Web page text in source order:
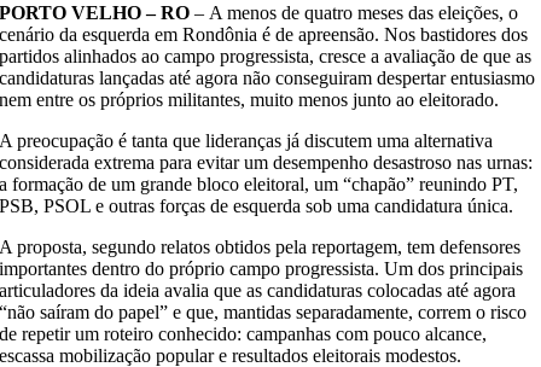
PORTO VELHO – RO – A menos de quatro meses das eleições, o
cenário da esquerda em Rondônia é de apreensão. Nos bastidores dos
partidos alinhados ao campo progressista, cresce a avaliação de que as
candidaturas lançadas até agora não conseguiram despertar entusiasmo
nem entre os próprios militantes, muito menos junto ao eleitorado.
A preocupação é tanta que lideranças já discutem uma alternativa
considerada extrema para evitar um desempenho desastroso nas urnas:
a formação de um grande bloco eleitoral, um “chapão” reunindo PT,
PSB, PSOL e outras forças de esquerda sob uma candidatura única.
A proposta, segundo relatos obtidos pela reportagem, tem defensores
importantes dentro do próprio campo progressista. Um dos principais
articuladores da ideia avalia que as candidaturas colocadas até agora
“não saíram do papel” e que, mantidas separadamente, correm o risco
de repetir um roteiro conhecido: campanhas com pouco alcance,
escassa mobilização popular e resultados eleitorais modestos.